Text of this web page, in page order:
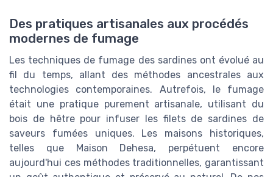
Des pratiques artisanales aux procédés
modernes de fumage
Les techniques de fumage des sardines ont évolué au
fil du temps, allant des méthodes ancestrales aux
technologies contemporaines. Autrefois, le fumage
était une pratique purement artisanale, utilisant du
bois de hêtre pour infuser les filets de sardines de
saveurs fumées uniques. Les maisons historiques,
telles que Maison Dehesa, perpétuent encore
aujourd'hui ces méthodes traditionnelles, garantissant